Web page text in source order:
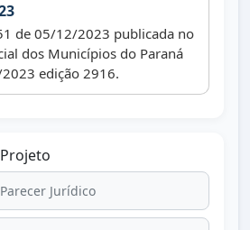
de 05/12/2023 publicada no
dos Municípios do Paraná
edição 2916.
Parecer Jurídico